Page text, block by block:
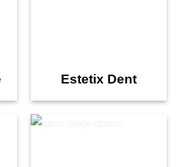
Estetix Dent